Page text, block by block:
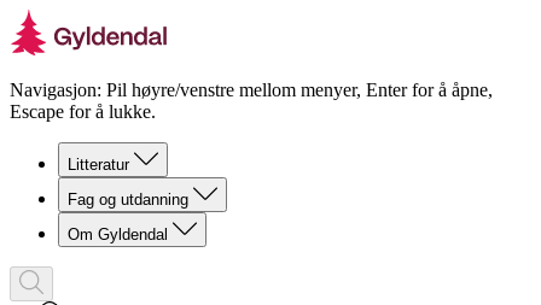
Navigasjon: Pil høyre/venstre mellom menyer, Enter for å åpne,
Escape for å lukke.
Litteratur
Fag og utdanning
Om Gyldendal